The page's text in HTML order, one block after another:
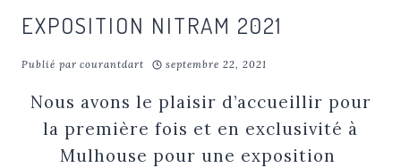
EXPOSITION NITRAM 2021
Publié par courantdart septembre 22, 2021
Nous avons le plaisir d’accueillir pour
la première fois et en exclusivité à
Mulhouse pour une exposition